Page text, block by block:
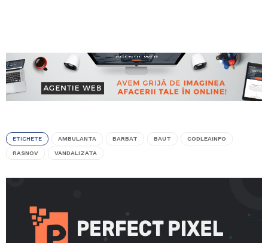
ETICHETE AMBULANTA BARBAT BAUT CODLEAINFO
RASNOV VANDALIZATA